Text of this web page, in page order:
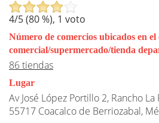
4/5 (80%), 1 voto
Número de comercios ubicados en el
comercial/supermercado/tienda
86 tiendas
Lugar
Av José López Portillo 2, Rancho
55717 Coacalco de Berriozabal,